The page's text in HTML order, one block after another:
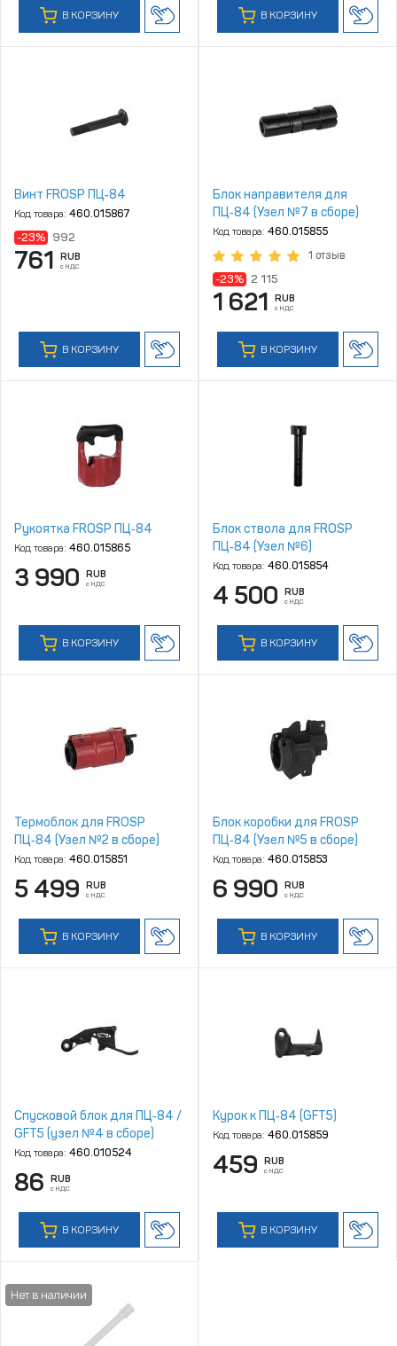
В КОРЗИНУ В КОРЗИНУ
Винт FROSP ПЦ‑84
Код товара: 460.015867
-23% 992
761 RUB
с НДС
В КОРЗИНУ
Блок направителя для
ПЦ‑84 (Узел №7 в сборе)
Код товара: 460.015855
1 отзыв
-23% 2 115
1 621 RUB
с НДС
В КОРЗИНУ
Рукоятка FROSP ПЦ‑84
Код товара: 460.015865
3 990 RUB
с НДС
В КОРЗИНУ
Блок ствола для FROSP
ПЦ‑84 (Узел №6)
Код товара: 460.015854
4 500 RUB
с НДС
В КОРЗИНУ
Термоблок для FROSP
ПЦ‑84 (Узел №2 в сборе)
Код товара: 460.015851
5 499 RUB
с НДС
В КОРЗИНУ
Блок коробки для FROSP
ПЦ‑84 (Узел №5 в сборе)
Код товара: 460.015853
6 990 RUB
с НДС
В КОРЗИНУ
Спусковой блок для ПЦ‑84 /
GFT5 (узел №4 в сборе)
Код товара: 460.010524
86 RUB
с НДС
В КОРЗИНУ
Курок к ПЦ‑84 (GFT5)
Код товара: 460.015859
459 RUB
с НДС
В КОРЗИНУ